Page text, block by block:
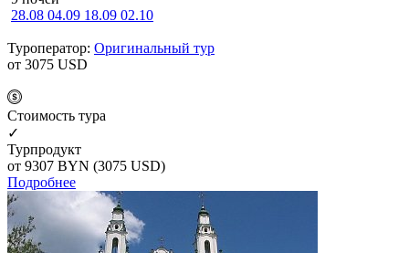
28.08 04.09 18.09 02.10
Туроператор: Оригинальный тур
от 3075 USD
Cтоимость тура
✓
Турпродукт
от 9307 BYN (3075 USD)
Подробнее